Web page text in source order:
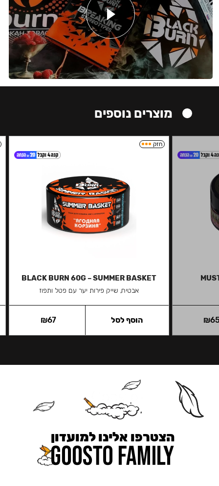
מוצרים נוספים
₪
חזק
BLACK BURN 60G – SUMMER BASKET
אבטיח, שייק פירות יער עם פטל ותפוז
₪67 הוסף לסל
הצטרפו אלינו למועדון